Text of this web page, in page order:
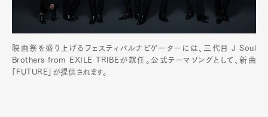
映画祭を盛り上げるフェスティバルナビゲーターには、三代目 J Soul
Brothers from EXILE TRIBEが就任。公式テーマソングとして、新曲
「FUTURE」が提供されます。